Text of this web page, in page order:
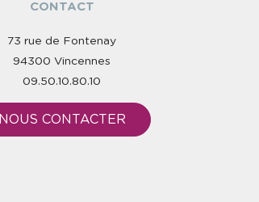
CONTACT
73 rue de Fontenay
94300 Vincennes
09.50.10.80.10
NOUS CONTACTER